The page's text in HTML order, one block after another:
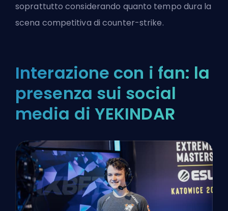
soprattutto considerando quanto tempo dura la
scena competitiva di counter-strike.
Interazione con i fan: la
presenza sui social
media di YEKINDAR